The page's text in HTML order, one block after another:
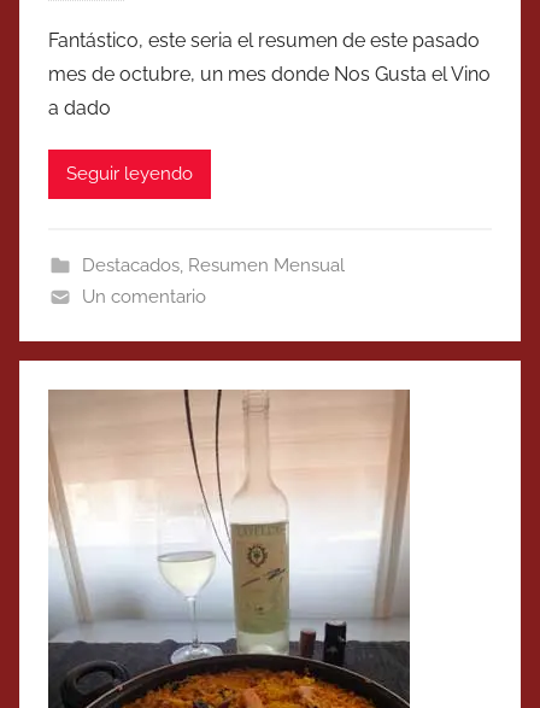
Fantástico, este seria el resumen de este pasado
mes de octubre, un mes donde Nos Gusta el Vino
a dado
Seguir leyendo
Destacados, Resumen Mensual
Un comentario